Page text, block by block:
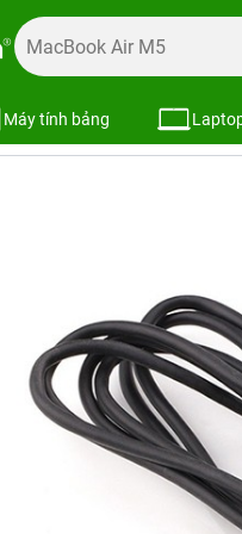
Máy tính bảng
Cốc - Cáp Sạc